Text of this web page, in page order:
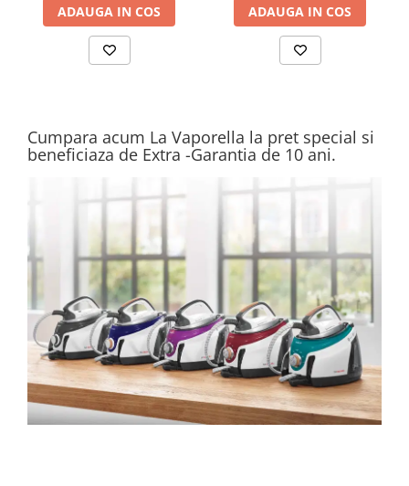
ADAUGA IN COS ADAUGA IN COS
Cumpara acum La Vaporella la pret special si
beneficiaza de Extra -Garantia de 10 ani.